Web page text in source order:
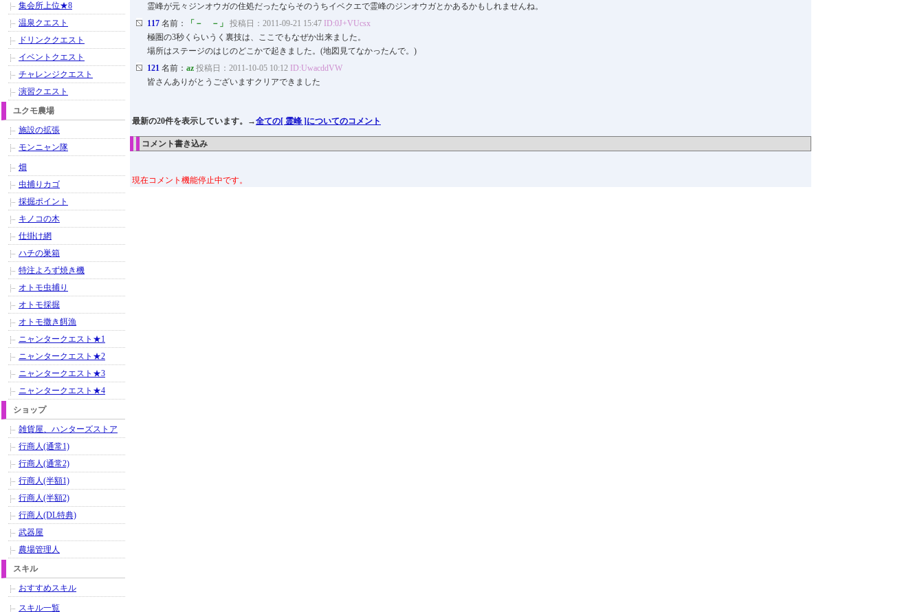
霊峰が元々ジンオウガの住処だったならそのうちイベクエで霊峰のジンオウガとかあるかもしれませんね。
117 名前： 「－ －」 投稿日：2011-09-21 15:47 ID:0J+VUcsx
極圏の3秒くらいうく裏技は、ここでもなぜか出来ました。
場所はステージのはじのどこかで起きました。(地図見てなかったんで。)
121 名前： az 投稿日：2011-10-05 10:12 ID:UwacddVW
皆さんありがとうございますクリアできました
最新の20件を表示しています。→全ての[ 霊峰 ]についてのコメント
コメント書き込み
現在コメント機能停止中です。
集会所上位★8
温泉クエスト
ドリンククエスト
イベントクエスト
チャレンジクエスト
演習クエスト
ユクモ農場
施設の拡張
モンニャン隊
畑
虫捕りカゴ
採掘ポイント
キノコの木
仕掛け網
ハチの巣箱
特注よろず焼き機
オトモ虫捕り
オトモ採掘
オトモ撒き餌漁
ニャンタークエスト★1
ニャンタークエスト★2
ニャンタークエスト★3
ニャンタークエスト★4
ショップ
雑貨屋、ハンターズストア
行商人(通常1)
行商人(通常2)
行商人(半額1)
行商人(半額2)
行商人(DL特典)
武器屋
農場管理人
スキル
おすすめスキル
スキル一覧